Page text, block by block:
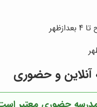
آنلاین و حضوری